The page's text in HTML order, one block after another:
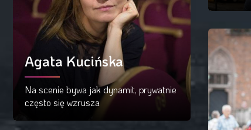
Agata Kucińska
Na scenie bywa jak dynamit, prywatnie
często się wzrusza